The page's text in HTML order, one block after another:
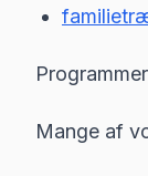
Mange af